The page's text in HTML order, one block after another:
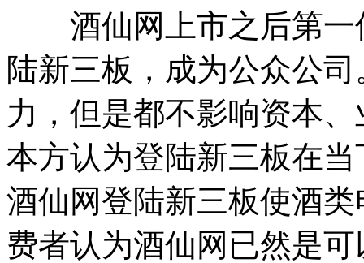
酒仙网上市之后第一
陆新三板，成为公众公
力，但是都不影响资本
本方认为登陆新三板在
酒仙网登陆新三板使酒
费者认为酒仙网已然是